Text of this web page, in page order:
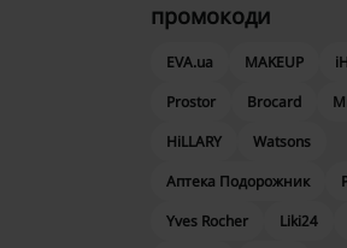
промокоди
EVA.ua MAKEUP
Prostor
Brocard
HiLLARY
Watsons
Аптека Подорожник
Yves Rocher
Liki24